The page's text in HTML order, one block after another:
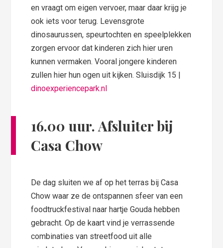
en vraagt om eigen vervoer, maar daar krijg je
ook iets voor terug. Levensgrote
dinosaurussen, speurtochten en speelplekken
zorgen ervoor dat kinderen zich hier uren
kunnen vermaken. Vooral jongere kinderen
zullen hier hun ogen uit kijken. Sluisdijk 15 |
dinoexperiencepark.nl
16.00 uur. Afsluiter bij
Casa Chow
De dag sluiten we af op het terras bij Casa
Chow waar ze de ontspannen sfeer van een
foodtruckfestival naar hartje Gouda hebben
gebracht. Op de kaart vind je verrassende
combinaties van streetfood uit alle